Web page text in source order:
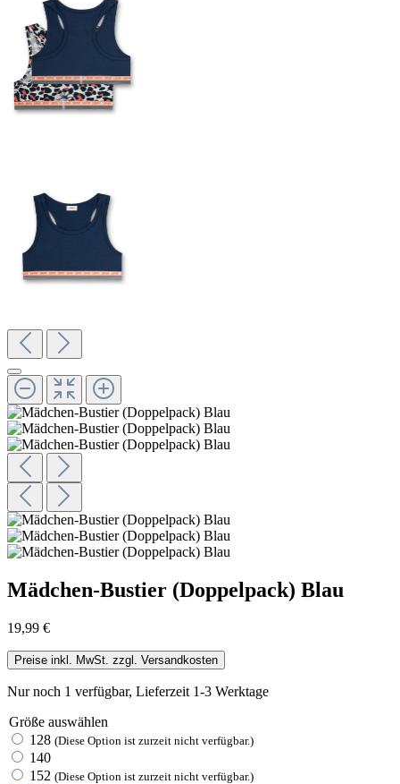
Mädchen-Bustier (Doppelpack) Blau
19,99 €
Preise inkl. MwSt. zzgl. Versandkosten
Nur noch 1 verfügbar, Lieferzeit 1-3 Werktage
Größe auswählen
128 (Diese Option ist zurzeit nicht verfügbar.)
140
152 (Diese Option ist zurzeit nicht verfügbar.)